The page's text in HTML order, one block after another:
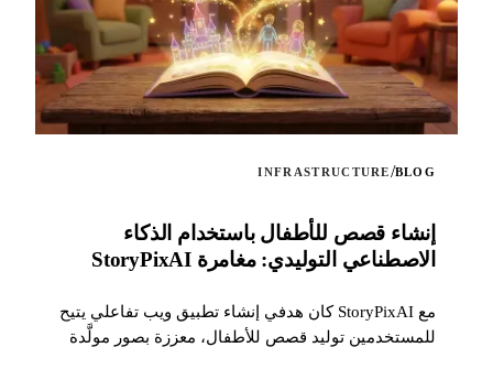
BLOG
/
INFRASTRUCTURE
إنشاء قصص للأطفال باستخدام الذكاء
الاصطناعي التوليدي: مغامرة StoryPixAI
مع StoryPixAI كان هدفي إنشاء تطبيق ويب تفاعلي يتيح
للمستخدمين توليد قصص للأطفال، معززة بصور مولَّدة